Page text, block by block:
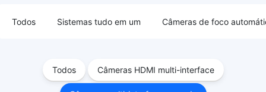
Todos Sistemas tudo em um Câmeras de foco
Todos Câmeras HDMI multi-interface